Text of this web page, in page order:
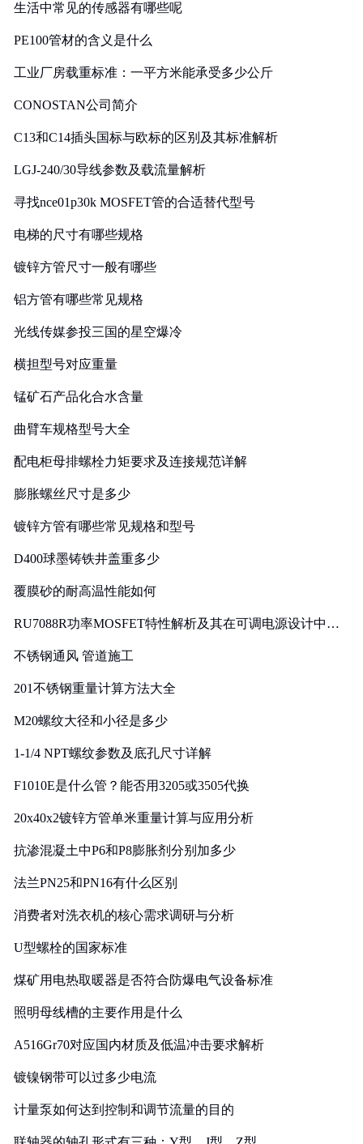
生活中常见的传感器有哪些呢
PE100管材的含义是什么
工业厂房载重标准：一平方米能承受多少公斤
CONOSTAN公司简介
C13和C14插头国标与欧标的区别及其标准解析
LGJ-240/30导线参数及载流量解析
寻找nce01p30k MOSFET管的合适替代型号
电梯的尺寸有哪些规格
镀锌方管尺寸一般有哪些
铝方管有哪些常见规格
光线传媒参投三国的星空爆冷
横担型号对应重量
锰矿石产品化合水含量
曲臂车规格型号大全
配电柜母排螺栓力矩要求及连接规范详解
膨胀螺丝尺寸是多少
镀锌方管有哪些常见规格和型号
D400球墨铸铁井盖重多少
覆膜砂的耐高温性能如何
RU7088R功率MOSFET特性解析及其在可调电源设计中的
不锈钢通风 管道施工
201不锈钢重量计算方法大全
M20螺纹大径和小径是多少
1-1/4 NPT螺纹参数及底孔尺寸详解
F1010E是什么管？能否用3205或3505代换
20x40x2镀锌方管单米重量计算与应用分析
抗渗混凝土中P6和P8膨胀剂分别加多少
法兰PN25和PN16有什么区别
消费者对洗衣机的核心需求调研与分析
U型螺栓的国家标准
煤矿用电热取暖器是否符合防爆电气设备标准
照明母线槽的主要作用是什么
A516Gr70对应国内材质及低温冲击要求解析
镀镍钢带可以过多少电流
计量泵如何达到控制和调节流量的目的